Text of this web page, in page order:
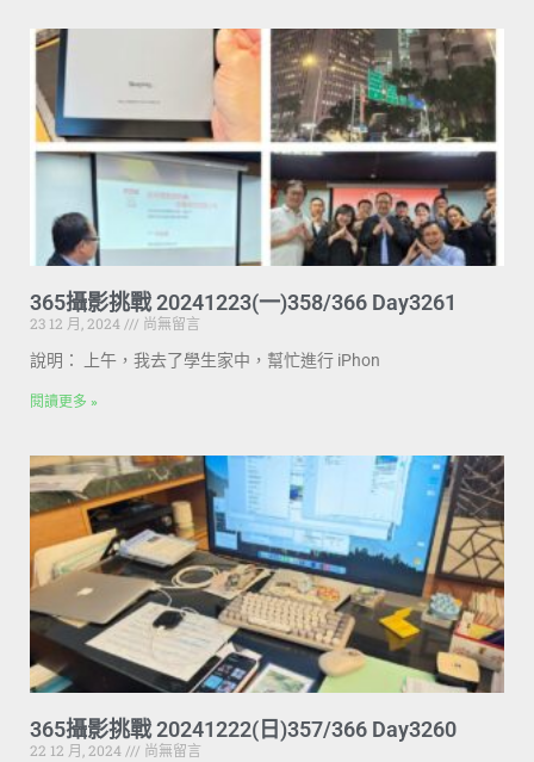
365攝影挑戰 20241223(一)358/366 Day3261
23 12 月, 2024
尚無留言
說明： 上午，我去了學生家中，幫忙進行 iPhon
閱讀更多 »
365攝影挑戰 20241222(日)357/366 Day3260
22 12 月, 2024
尚無留言